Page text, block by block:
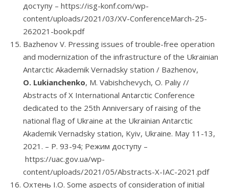
доступу – https://isg-konf.com/wp-
content/uploads/2021/03/XV-ConferenceMarch-25-
262021-book.pdf
Bazhenov V. Pressing issues of trouble-free operation
and modernization of the infrastructure of the Ukrainian
Antarctic Akademik Vernadsky station / Bazhenov,
О. Lukianchenko, М. Vabishchevych, О. Paliy //
Abstracts of X International Antarctic Conference
dedicated to the 25th Anniversary of raising of the
national flag of Ukraine at the Ukrainian Antarctic
Akademik Vernadsky station, Kyiv, Ukraine. May 11-13,
2021. – P. 93-94; Режим доступу –
https://uac.gov.ua/wp-
content/uploads/2021/05/Abstracts-X-IAC-2021.pdf
Охтень І.О. Some aspects of consideration of initial